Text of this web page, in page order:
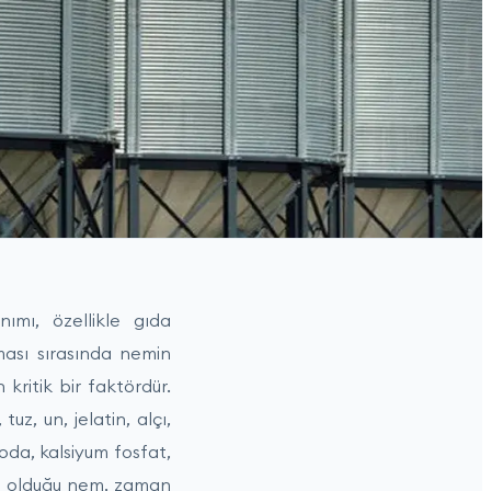
özellikle gıda
sırasında nemin
kritik bir faktördür.
un, jelatin, alçı,
kalsiyum fosfat,
olduğu nem, zaman